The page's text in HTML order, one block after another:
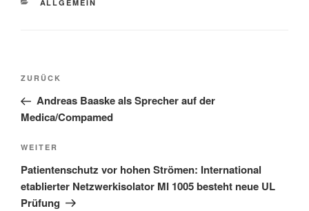
ALLGEMEIN
Beitragsnavigation
Vorheriger
Beitrag
ZURÜCK
Andreas Baaske als Sprecher auf der
Medica/Compamed
Nächster
Beitrag
WEITER
Patientenschutz vor hohen Strömen: International
etablierter Netzwerkisolator MI 1005 besteht neue UL
Prüfung